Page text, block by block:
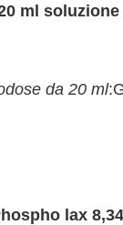
ml
da 20 ml
lax